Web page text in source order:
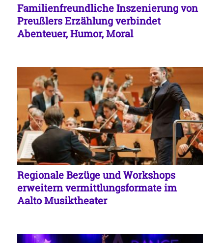
Familienfreundliche Inszenierung von
Preußlers Erzählung verbindet
Abenteuer, Humor, Moral
Regionale Bezüge und Workshops
erweitern vermittlungsformate im
Aalto Musiktheater